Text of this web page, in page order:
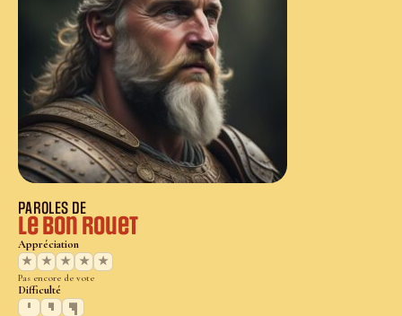
PAROLES DE
Le bon Rouet
Appréciation
★
★ ★ ★ ★
Pas encore de vote
Difficulté